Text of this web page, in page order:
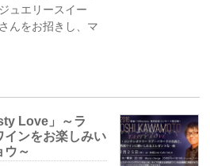
ュエリースイー
んをお招きし、マ
Love」～ラ
インをお楽しみい
ウ～